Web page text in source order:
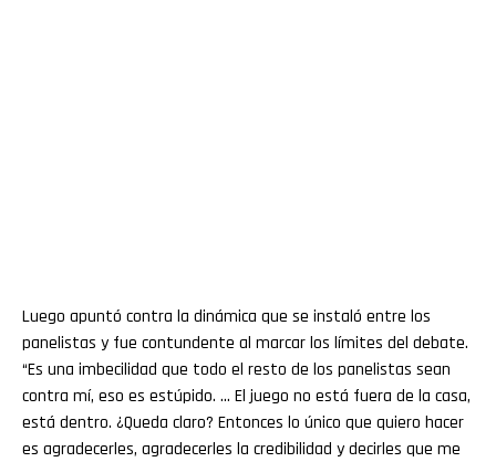
Luego apuntó contra la dinámica que se instaló entre los
panelistas y fue contundente al marcar los límites del debate.
“Es una imbecilidad que todo el resto de los panelistas sean
contra mí, eso es estúpido. … El juego no está fuera de la casa,
está dentro. ¿Queda claro? Entonces lo único que quiero hacer
es agradecerles, agradecerles la credibilidad y decirles que me